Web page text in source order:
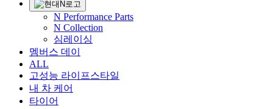
N Performance Parts
N Collection
심레이싱
멤버스 데이
ALL
고성능 라이프스타일
내 차 케어
타이어